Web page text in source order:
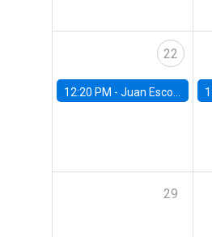
22
12:20 PM - Juan Escobar, Universidad de Chile
29